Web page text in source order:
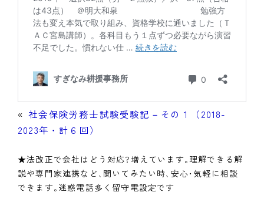
« 社会保険労務士試験受験記－その１（2018-
2023年・計６回）
★法改正で会社はどう対応?増えています｡理解できる解
説や専門家連携など､聞いてみたい時､安心･気軽に相談
できます｡迷惑電話多く留守電設定です